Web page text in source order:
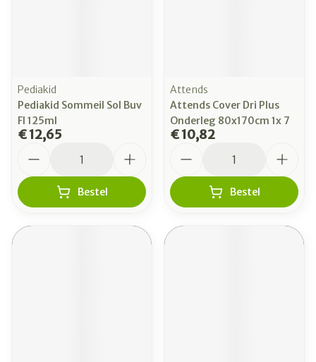
Pediakid
Pediakid Sommeil Sol Buv
Fl 125ml
€ 12,65
Bestel
Attends
Attends Cover Dri Plus
Onderleg 80x170cm 1x 7
€ 10,82
Bestel